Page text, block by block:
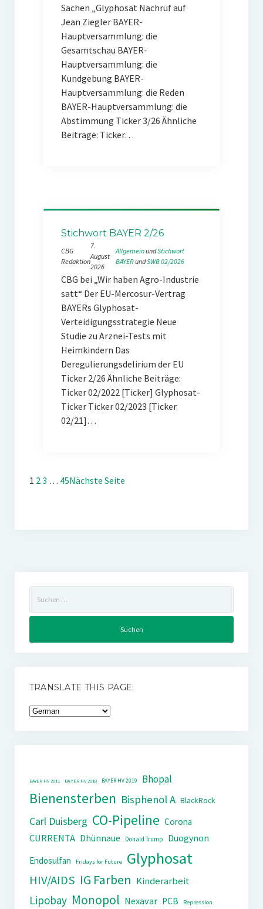
Sachen „Glyphosat Nachruf auf
Jean Ziegler BAYER-
Hauptversammlung: die
Gesamtschau BAYER-
Hauptversammlung: die
Kundgebung BAYER-
Hauptversammlung: die Reden
BAYER-Hauptversammlung: die
Abstimmung Ticker 3/26 Ähnliche
Beiträge: Ticker…
Stichwort BAYER 2/26
CBG
Redaktion
7.
August
2026
Allgemein und Stichwort
BAYER und SWB 02/2026
CBG bei „Wir haben Agro-Industrie
satt“ Der EU-Mercosur-Vertrag
BAYERs Glyphosat-
Verteidigungsstrategie Neue
Studie zu Arznei-Tests mit
Heimkindern Das
Deregulierungsdelirium der EU
Ticker 2/26 Ähnliche Beiträge:
Ticker 02/2022 [Ticker] Glyphosat-
Ticker Ticker 02/2023 [Ticker
02/21]…
1 23 … 45Nächste Seite
nach:
TRANSLATE THIS PAGE:
BAYER HV 2011 BAYER HV 2018 BAYER HV 2019 Bhopal
Bienensterben Bisphenol A BlackRock
Carl Duisberg CO-Pipeline Corona
CURRENTA Dhünnaue Donald Trump
Duogynon
Endosulfan
Fridays for Future Glyphosat
HIV/AIDS IG Farben Kinderarbeit
Lipobay Monopol Nexavar PCB Repression